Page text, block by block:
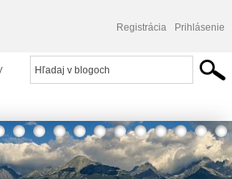
Registrácia Prihlásenie